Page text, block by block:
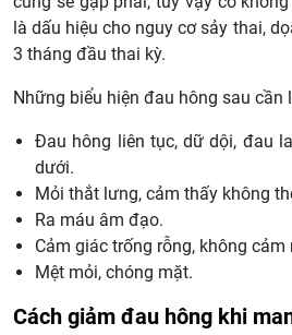
là dấu hiệu cho nguy cơ sảy thai,
3 tháng đầu thai kỳ.
Những biểu hiện đau hông sau cần
Đau hông liên tục, dữ dội, đau
dưới.
Mỏi thắt lưng, cảm thấy không
Ra máu âm đạo.
Cảm giác trống rỗng, không
Mệt mỏi, chóng mặt.
Cách giảm đau hông khi